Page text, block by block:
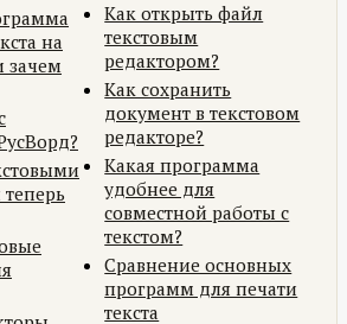
на
зачем
Как открыть файл
текстовым
редактором?
Как сохранить
документ в текстовом
редакторе?
Какая программа
удобнее для
совместной работы с
текстом?
Сравнение основных
программ для печати
текста